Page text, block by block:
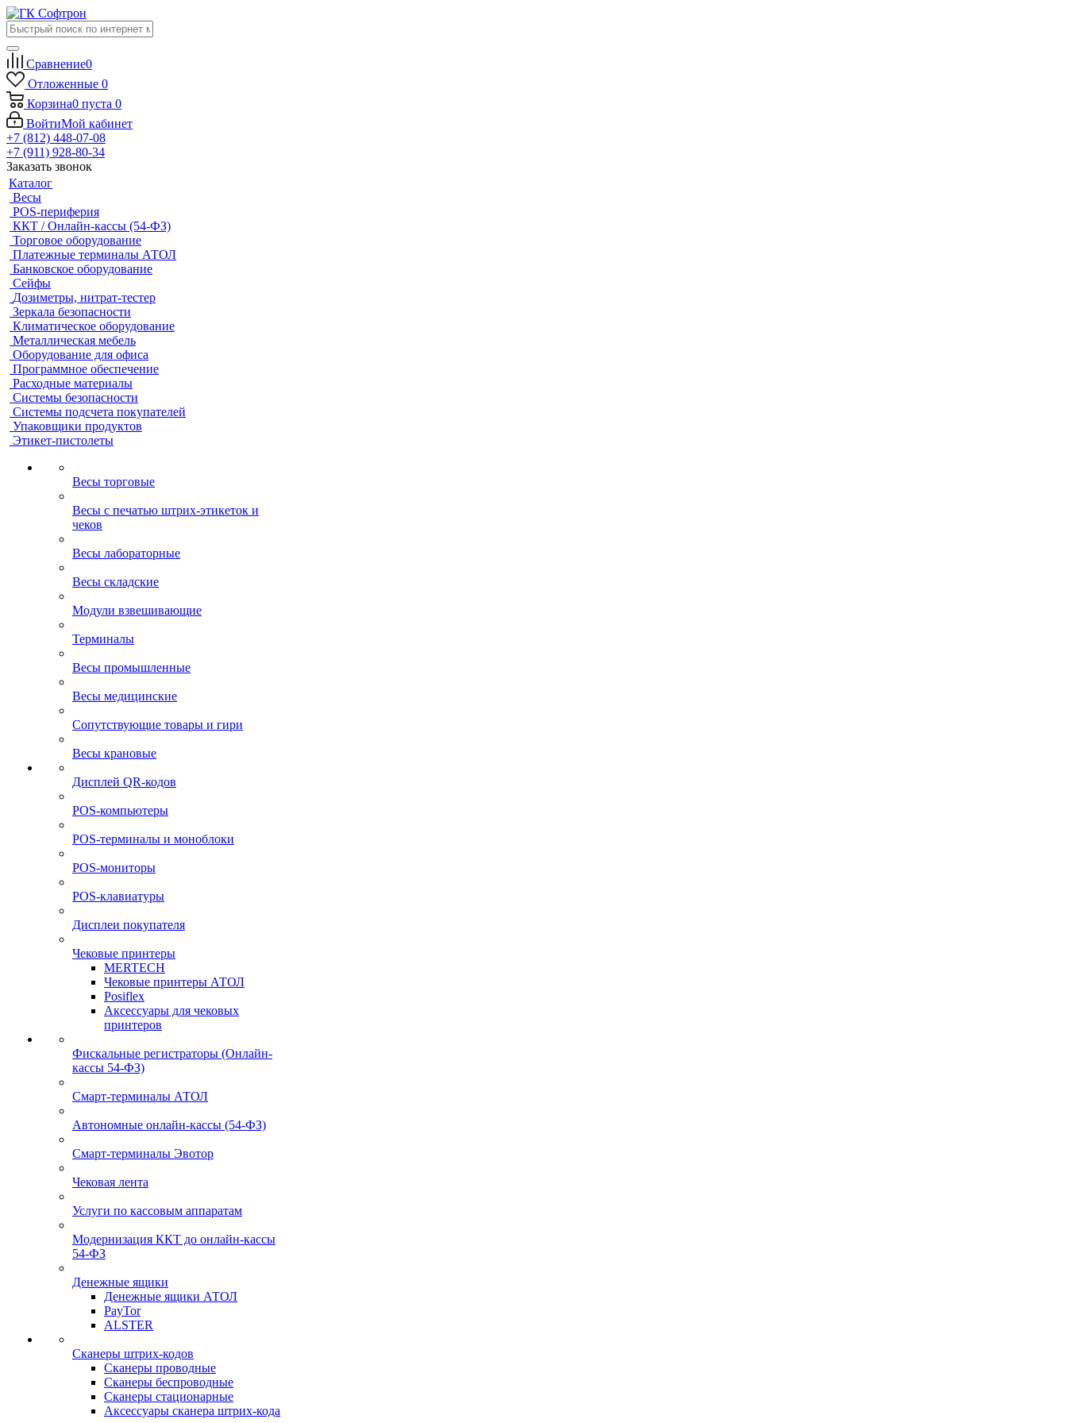
Сравнение0
Отложенные 0
Корзина0 пуста 0
ВойтиМой кабинет
+7 (812) 448-07-08
+7 (911) 928-80-34
Заказать звонок
Каталог
Весы
POS-периферия
ККТ / Онлайн-кассы (54-ФЗ)
Торговое оборудование
Платежные терминалы АТОЛ
Банковское оборудование
Сейфы
Дозиметры, нитрат-тестер
Зеркала безопасности
Климатическое оборудование
Металлическая мебель
Оборудование для офиса
Программное обеспечение
Расходные материалы
Системы безопасности
Системы подсчета покупателей
Упаковщики продуктов
Этикет-пистолеты
Весы торговые
Весы с печатью штрих-этикеток и
чеков
Весы лабораторные
Весы складские
Модули взвешивающие
Терминалы
Весы промышленные
Весы медицинские
Сопутствующие товары и гири
Весы крановые
Дисплей QR-кодов
POS-компьютеры
POS-терминалы и моноблоки
POS-мониторы
POS-клавиатуры
Дисплеи покупателя
Чековые принтеры
MERTECH
Чековые принтеры АТОЛ
Posiflex
Аксессуары для чековых
принтеров
Фискальные регистраторы (Онлайн-
кассы 54-ФЗ)
Смарт-терминалы АТОЛ
Автономные онлайн-кассы (54-ФЗ)
Смарт-терминалы Эвотор
Чековая лента
Услуги по кассовым аппаратам
Модернизация ККТ до онлайн-кассы
54-ФЗ
Денежные ящики
Денежные ящики АТОЛ
PayTor
ALSTER
Сканеры штрих-кодов
Сканеры проводные
Сканеры беспроводные
Сканеры стационарные
Аксессуары сканера штрих-кода